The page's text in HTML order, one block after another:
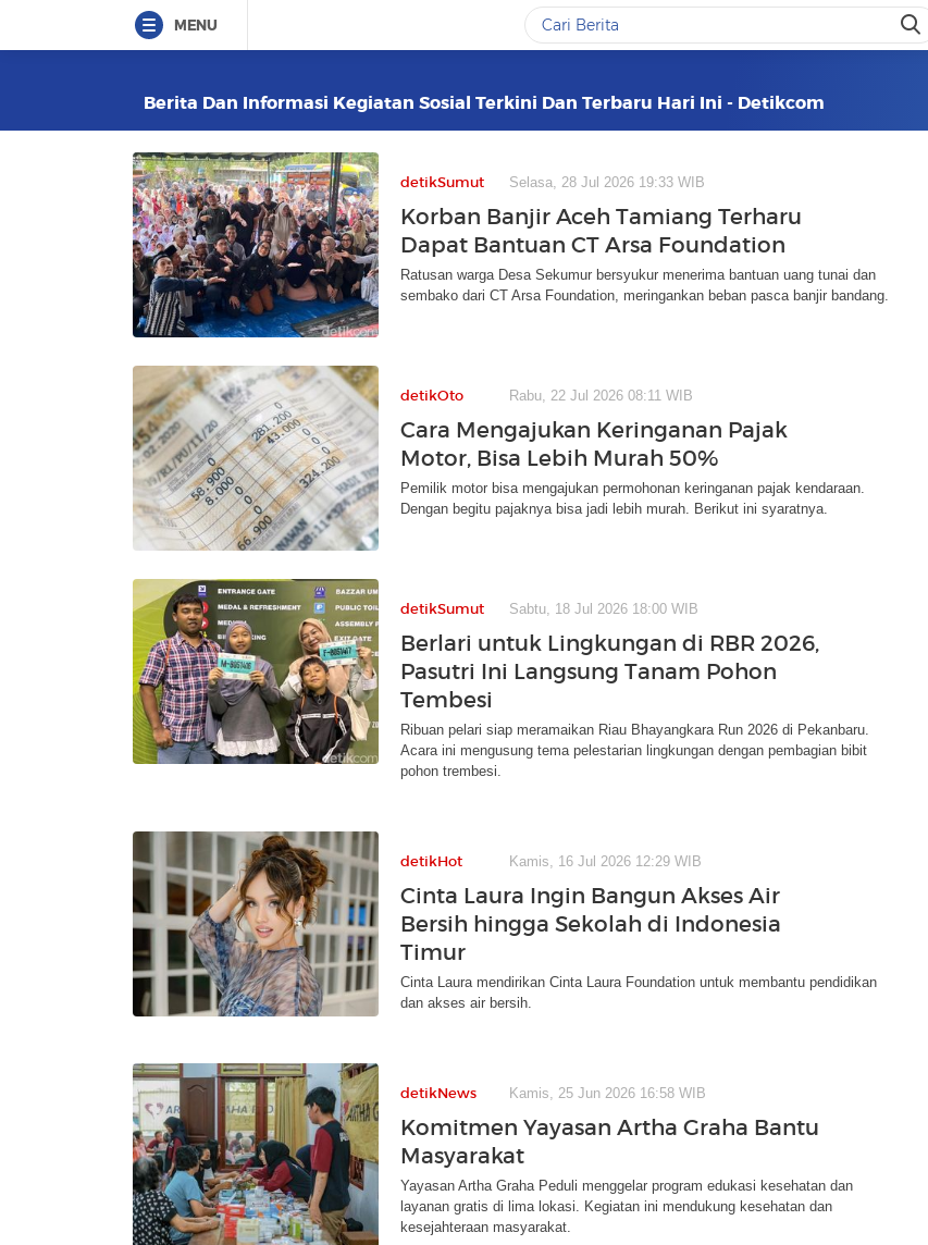
MENU
Berita Dan Informasi Kegiatan Sosial Terkini Dan Terbaru Hari Ini - Detikcom
detikSumut Selasa, 28 Jul 2026 19:33 WIB
Korban Banjir Aceh Tamiang Terharu
Dapat Bantuan CT Arsa Foundation
Ratusan warga Desa Sekumur bersyukur menerima bantuan uang tunai dan
sembako dari CT Arsa Foundation, meringankan beban pasca banjir bandang.
detikOto Rabu, 22 Jul 2026 08:11 WIB
Cara Mengajukan Keringanan Pajak
Motor, Bisa Lebih Murah 50%
Pemilik motor bisa mengajukan permohonan keringanan pajak kendaraan.
Dengan begitu pajaknya bisa jadi lebih murah. Berikut ini syaratnya.
detikSumut Sabtu, 18 Jul 2026 18:00 WIB
Berlari untuk Lingkungan di RBR 2026,
Pasutri Ini Langsung Tanam Pohon
Tembesi
Ribuan pelari siap meramaikan Riau Bhayangkara Run 2026 di Pekanbaru.
Acara ini mengusung tema pelestarian lingkungan dengan pembagian bibit
pohon trembesi.
detikHot Kamis, 16 Jul 2026 12:29 WIB
Cinta Laura Ingin Bangun Akses Air
Bersih hingga Sekolah di Indonesia
Timur
Cinta Laura mendirikan Cinta Laura Foundation untuk membantu pendidikan
dan akses air bersih.
detikNews Kamis, 25 Jun 2026 16:58 WIB
Komitmen Yayasan Artha Graha Bantu
Masyarakat
Yayasan Artha Graha Peduli menggelar program edukasi kesehatan dan
layanan gratis di lima lokasi. Kegiatan ini mendukung kesehatan dan
kesejahteraan masyarakat.